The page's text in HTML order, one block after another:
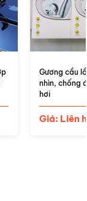
lồi mở rộng góc
điểm mù cho xe